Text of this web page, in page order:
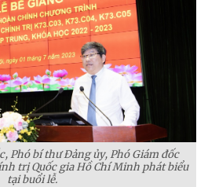
Phó bí thư Đảng ủy, Phó Giám đốc
trị Quốc gia Hồ Chí Minh phát biểu
tại buổi lễ.